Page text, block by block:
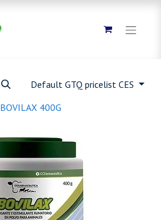
Default GTQ pricelist CES
BOVILAX 400G